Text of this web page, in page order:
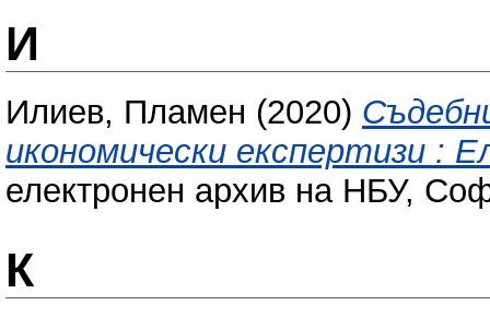
И
Илиев, Пламен (2020)
икономически експертизи :
електронен архив на НБУ,
К